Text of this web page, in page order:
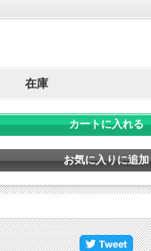
在庫